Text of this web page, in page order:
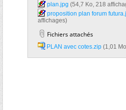
plan.jpg‎ (54,7 Ko, 218
proposition plan forum
affichages)
Fichiers attachés
PLAN avec cotes.zip‎ (1,01